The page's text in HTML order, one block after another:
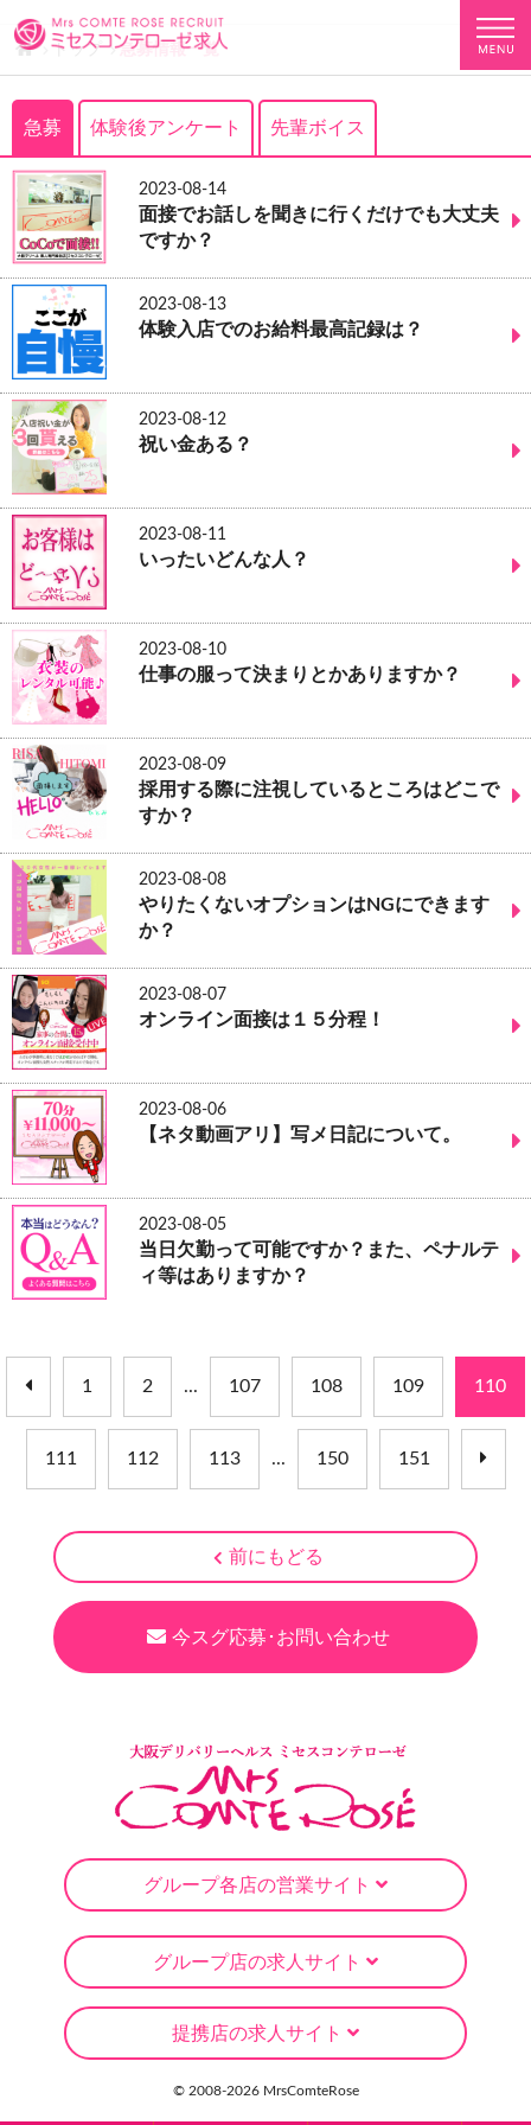
トップ 急募情報一覧
急募 体験後アンケート 先輩ボイス
2023-08-14
面接でお話しを聞きに行くだけでも大丈夫
ですか？
2023-08-13
体験入店でのお給料最高記録は？
2023-08-12
祝い金ある？
2023-08-11
いったいどんな人？
2023-08-10
仕事の服って決まりとかありますか？
2023-08-09
採用する際に注視しているところはどこで
すか？
2023-08-08
やりたくないオプションはNGにできます
か？
2023-08-07
オンライン面接は１５分程！
2023-08-06
【ネタ動画アリ】写メ日記について。
2023-08-05
当日欠勤って可能ですか？また、ペナルテ
ィ等はありますか？
1 2 ... 107 108 109 110
111 112 113 ... 150 151
前にもどる
今スグ応募･お問い合わせ
グループ各店の営業サイト
グループ店の求人サイト
提携店の求人サイト
© 2008-2026 MrsComteRose